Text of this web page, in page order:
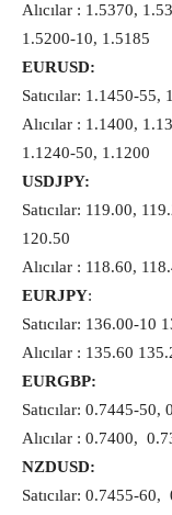
Alıcılar : 1.5370,
1.5200-10, 1.5185
EURUSD:
Satıcılar: 1.1450-
Alıcılar : 1.1400,
1.1240-50, 1.1200
USDJPY:
Satıcılar: 119.00,
120.50
Alıcılar : 118.60,
EURJPY:
Satıcılar: 136.00-10
Alıcılar : 135.60
EURGBP:
Satıcılar: 0.7445-
Alıcılar : 0.7400,
NZDUSD:
Satıcılar: 0.7455-